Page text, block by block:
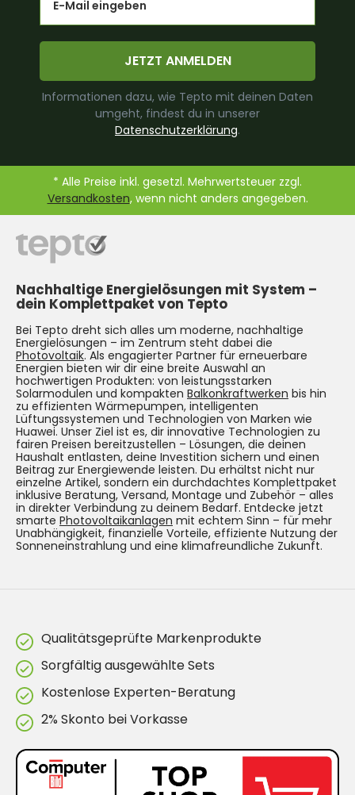
JETZT ANMELDEN
Informationen dazu, wie Tepto mit deinen Daten
umgeht, findest du in unserer
Datenschutzerklärung.
* Alle Preise inkl. gesetzl. Mehrwertsteuer zzgl.
Versandkosten, wenn nicht anders angegeben.
Nachhaltige Energielösungen mit System –
dein Komplettpaket von Tepto
Bei Tepto dreht sich alles um moderne, nachhaltige
Energielösungen – im Zentrum steht dabei die
Photovoltaik. Als engagierter Partner für erneuerbare
Energien bieten wir dir eine breite Auswahl an
hochwertigen Produkten: von leistungsstarken
Solarmodulen und kompakten Balkonkraftwerken bis hin
zu effizienten Wärmepumpen, intelligenten
Lüftungssystemen und Technologien von Marken wie
Huawei. Unser Ziel ist es, dir innovative Technologien zu
fairen Preisen bereitzustellen – Lösungen, die deinen
Haushalt entlasten, deine Investition sichern und einen
Beitrag zur Energiewende leisten. Du erhältst nicht nur
einzelne Artikel, sondern ein durchdachtes Komplettpaket
inklusive Beratung, Versand, Montage und Zubehör – alles
in direkter Verbindung zu deinem Bedarf. Entdecke jetzt
smarte Photovoltaikanlagen mit echtem Sinn – für mehr
Unabhängigkeit, finanzielle Vorteile, effiziente Nutzung der
Sonneneinstrahlung und eine klimafreundliche Zukunft.
Qualitätsgeprüfte Markenprodukte
Sorgfältig ausgewählte Sets
Kostenlose Experten-Beratung
2% Skonto bei Vorkasse